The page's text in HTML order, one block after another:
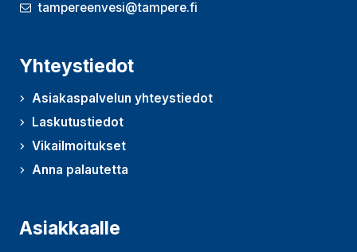
tampereenvesi@tampere.fi
Yhteystiedot
Asiakaspalvelun yhteystiedot
Laskutustiedot
Vikailmoitukset
Anna palautetta
(Avautuu uudessa ikkunassa)
Asiakkaalle